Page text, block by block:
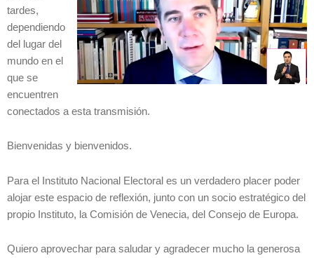
tardes,
dependiendo
del lugar del
mundo en el
que se
encuentren
conectados a esta transmisión.
Bienvenidas y bienvenidos.
Para el Instituto Nacional Electoral es un verdadero placer poder
alojar este espacio de reflexión, junto con un socio estratégico del
propio Instituto, la Comisión de Venecia, del Consejo de Europa.
Quiero aprovechar para saludar y agradecer mucho la generosa